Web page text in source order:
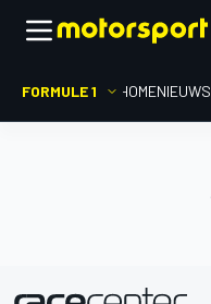
FORMULE 1 HOMENIEUWS